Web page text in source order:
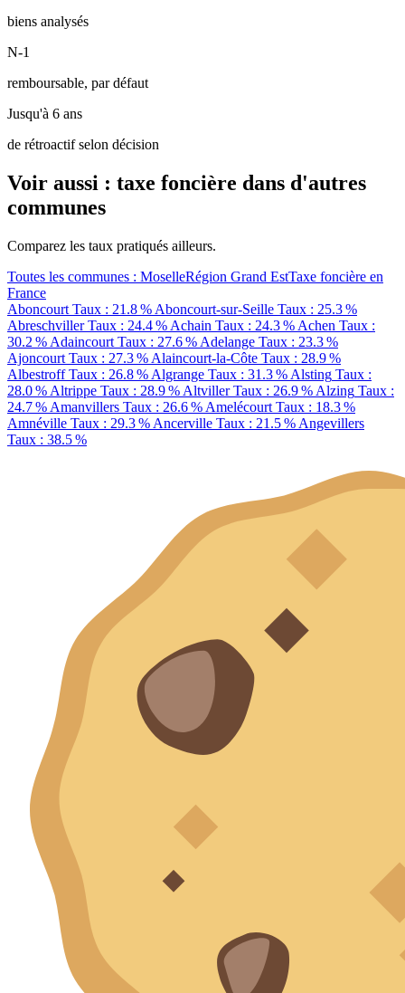
biens analysés
N-1
remboursable, par défaut
Jusqu'à 6 ans
de rétroactif selon décision
Voir aussi : taxe foncière dans d'autres
communes
Comparez les taux pratiqués ailleurs.
Toutes les communes : MoselleRégion Grand EstTaxe foncière en
France
Aboncourt Taux : 21.8 % Aboncourt-sur-Seille Taux : 25.3 %
AbreschvillerTaux : 24.4 % Achain Taux : 24.3 % Achen Taux :
30.2 % Adaincourt Taux : 27.6 % Adelange Taux : 23.3 %
Ajoncourt Taux : 27.3 % Alaincourt-la-Côte Taux : 28.9 %
AlbestroffTaux : 26.8 % Algrange Taux : 31.3 % Alsting Taux :
28.0 % Altrippe Taux : 28.9 % AltvillerTaux : 26.9 % Alzing Taux :
24.7 % Amanvillers Taux : 26.6 % Amelécourt Taux : 18.3 %
Amnéville Taux : 29.3 % Ancerville Taux : 21.5 % Angevillers
Taux : 38.5 %